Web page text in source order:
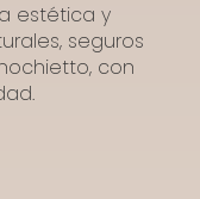
estética y
seguros
con